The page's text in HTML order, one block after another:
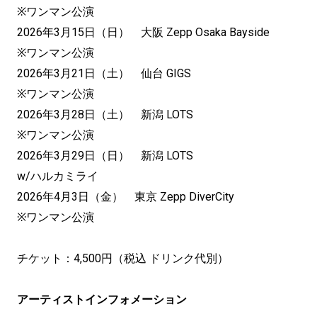
※ワンマン公演
2026年3月15日（日） 大阪 Zepp Osaka Bayside
※ワンマン公演
2026年3月21日（土） 仙台 GIGS
※ワンマン公演
2026年3月28日（土） 新潟 LOTS
※ワンマン公演
2026年3月29日（日） 新潟 LOTS
w/ハルカミライ
2026年4月3日（金） 東京 Zepp DiverCity
※ワンマン公演
チケット：4,500円（税込 ドリンク代別）
アーティストインフォメーション